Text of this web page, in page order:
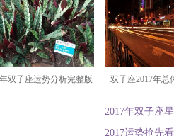
双子座运势分析完整版 双子座2017年总
2017年双子座
2017运势抢先